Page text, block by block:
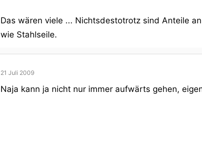
Das wären viele ... Nichtsdestotrotz sind Anteile
wie Stahlseile.
21 Juli 2009
Naja kann ja nicht nur immer aufwärts gehen,